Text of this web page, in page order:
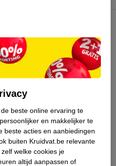
beste online ervaring te
en makkelijker te
beste acties en aanbiedingen
buiten Kruidvat.be relevante
welke cookies je
altijd aanpassen of